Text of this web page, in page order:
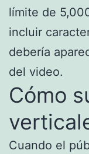
límite de
incluir
debería
del video.
Cómo
Cuando el